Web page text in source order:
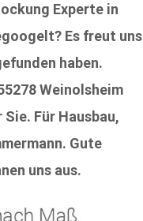
Experte in
Es freut uns
haben.
Weinolsheim
Für Hausbau,
Gute
uns aus.